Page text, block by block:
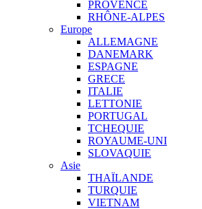
PROVENCE
RHÔNE-ALPES
Europe
ALLEMAGNE
DANEMARK
ESPAGNE
GRECE
ITALIE
LETTONIE
PORTUGAL
TCHEQUIE
ROYAUME-UNI
SLOVAQUIE
Asie
THAÏLANDE
TURQUIE
VIETNAM